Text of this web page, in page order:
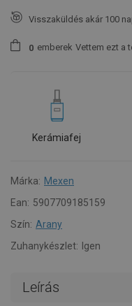
Visszaküldés akár 100
0 emberek Vettem ezt a
Kerámiafej
Márka: Mexen
Ean: 5907709185159
Szín: Arany
Zuhanykészlet:
Igen
Leírás